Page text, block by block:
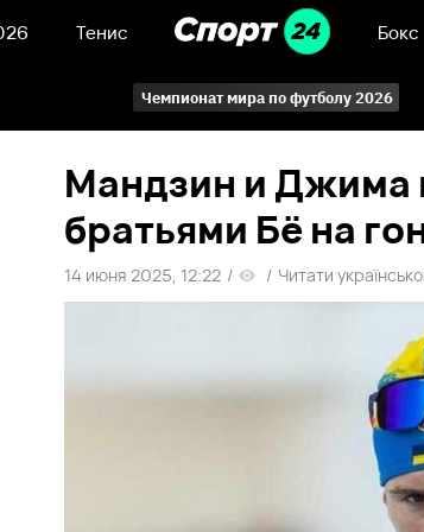
Тенис Бокс
Чемпионат мира по футболу 2026
Мандзин и Джима
братьями Бё на
14 июня 2025, 12:22 / / Читати